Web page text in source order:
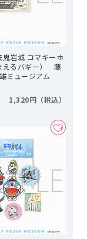
鬼岩城 コマキーホ
えるバギー） 藤
ミュージアム
1,320円